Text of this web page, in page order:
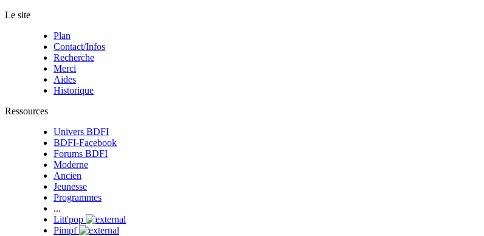
Le site
Plan
Contact/Infos
Recherche
Merci
Aides
Historique
Ressources
Univers BDFI
BDFI-Facebook
Forums BDFI
Moderne
Ancien
Jeunesse
Programmes
...
Litt'pop
Pimpf